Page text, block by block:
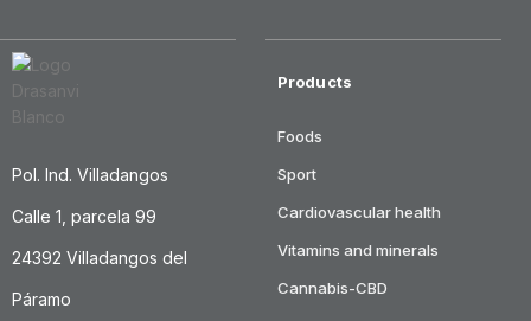
Pol. Ind. Villadangos
Calle 1, parcela 99
24392 Villadangos del
Páramo
Products
Foods
Sport
Cardiovascular health
Vitamins and minerals
Cannabis-CBD